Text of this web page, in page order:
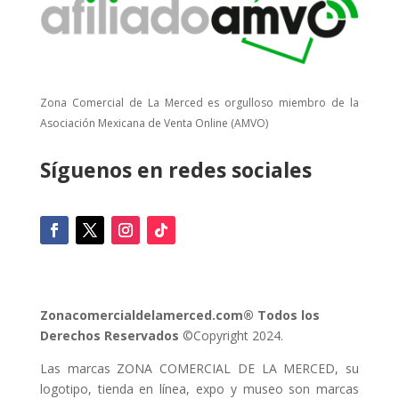
Zona Comercial de La Merced es orgulloso miembro de la
Asociación Mexicana de Venta Online (AMVO)
Síguenos en redes sociales
Zonacomercialdelamerced.com® Todos los
Derechos Reservados ©Copyright 2024.
Las marcas ZONA COMERCIAL DE LA MERCED, su
logotipo, tienda en línea, expo y museo son marcas